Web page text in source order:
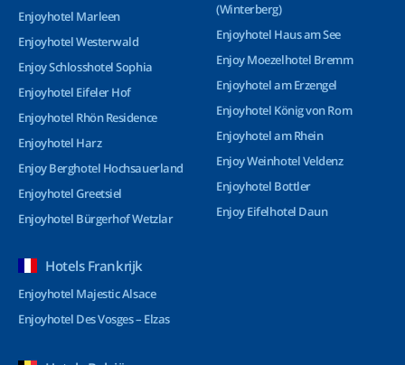
Enjoyhotel Marleen
Enjoyhotel Westerwald
Enjoy Schlosshotel Sophia
Enjoyhotel Eifeler Hof
Enjoyhotel Rhön Residence
Enjoyhotel Harz
Enjoy Berghotel Hochsauerland
Enjoyhotel Greetsiel
Enjoyhotel Bürgerhof Wetzlar
(Winterberg)
Enjoyhotel Haus am See
Enjoy Moezelhotel Bremm
Enjoyhotel am Erzengel
Enjoyhotel König von Rom
Enjoyhotel am Rhein
Enjoy Weinhotel Veldenz
Enjoyhotel Bottler
Enjoy Eifelhotel Daun
Hotels Frankrijk
Enjoyhotel Majestic Alsace
Enjoyhotel Des Vosges – Elzas